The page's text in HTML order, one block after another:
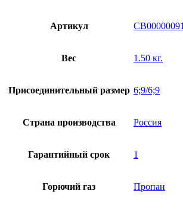
Артикул
Вес 1.50 кг.
Присоединительный размер 6;9/6;9
Страна производства Россия
Гарантийный срок 1
Горючий газ Пропан